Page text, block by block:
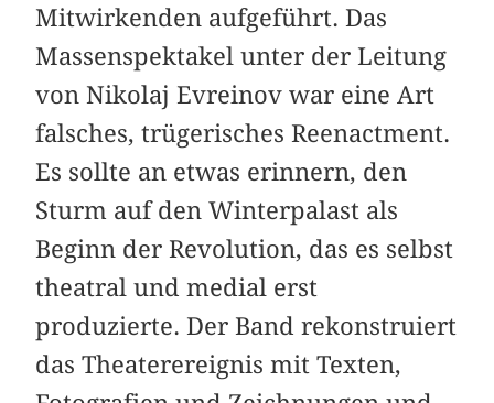
Mitwirkenden aufgeführt. Das
Massenspektakel unter der Leitung
von Nikolaj Evreinov war eine Art
falsches, trügerisches Reenactment.
Es sollte an etwas erinnern, den
Sturm auf den Winterpalast als
Beginn der Revolution, das es selbst
theatral und medial erst
produzierte. Der Band rekonstruiert
das Theaterereignis mit Texten,